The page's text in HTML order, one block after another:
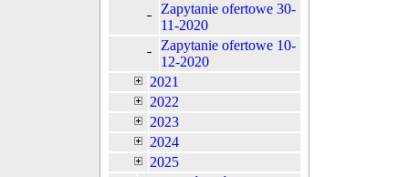
Zapytanie ofertowe 30-
11-2020
Zapytanie ofertowe 10-
12-2020
2021
2022
2023
2024
2025